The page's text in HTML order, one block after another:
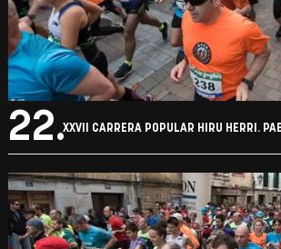
22.XXVII CARRERA POPULAR HIRU HERRI.